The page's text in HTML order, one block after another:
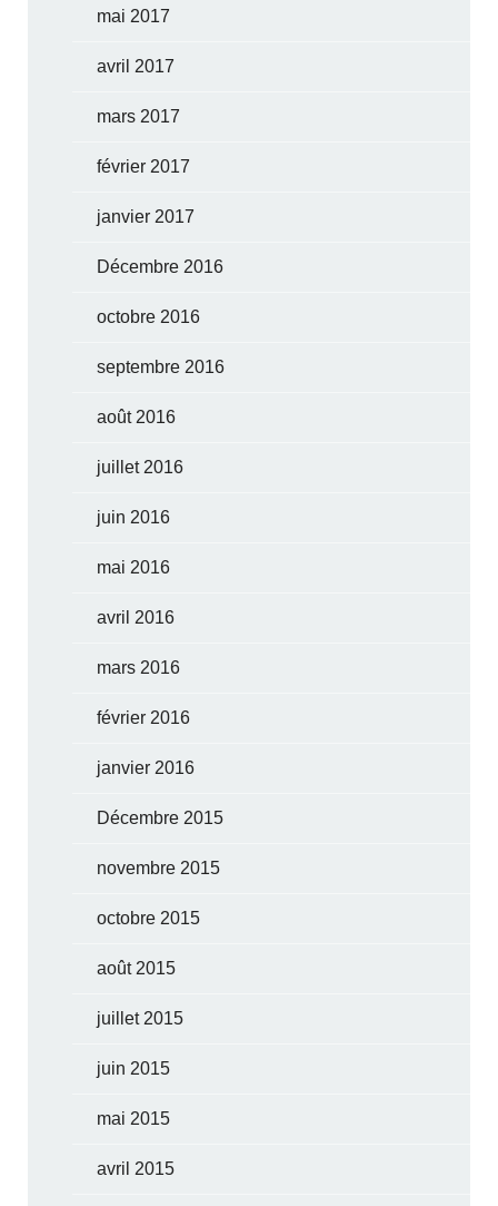
mai 2017
avril 2017
mars 2017
février 2017
janvier 2017
Décembre 2016
octobre 2016
septembre 2016
août 2016
juillet 2016
juin 2016
mai 2016
avril 2016
mars 2016
février 2016
janvier 2016
Décembre 2015
novembre 2015
octobre 2015
août 2015
juillet 2015
juin 2015
mai 2015
avril 2015